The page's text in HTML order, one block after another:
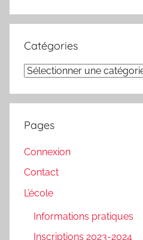
Catégories
Catégories
Pages
Connexion
Contact
L’école
Informations pratiques
Inscriptions 2023-2024